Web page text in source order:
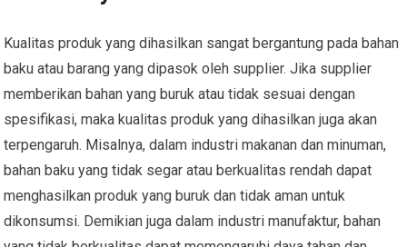
Kualitas produk yang dihasilkan sangat bergantung pada bahan
baku atau barang yang dipasok oleh supplier. Jika supplier
memberikan bahan yang buruk atau tidak sesuai dengan
spesifikasi, maka kualitas produk yang dihasilkan juga akan
terpengaruh. Misalnya, dalam industri makanan dan minuman,
bahan baku yang tidak segar atau berkualitas rendah dapat
menghasilkan produk yang buruk dan tidak aman untuk
dikonsumsi. Demikian juga dalam industri manufaktur, bahan